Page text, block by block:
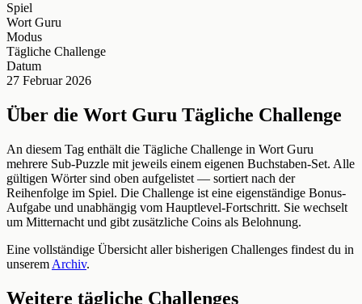
Spiel
Wort Guru
Modus
Tägliche Challenge
Datum
27 Februar 2026
Über die Wort Guru Tägliche Challenge
An diesem Tag enthält die Tägliche Challenge in Wort Guru
mehrere Sub-Puzzle mit jeweils einem eigenen Buchstaben-Set. Alle
gültigen Wörter sind oben aufgelistet — sortiert nach der
Reihenfolge im Spiel. Die Challenge ist eine eigenständige Bonus-
Aufgabe und unabhängig vom Hauptlevel-Fortschritt. Sie wechselt
um Mitternacht und gibt zusätzliche Coins als Belohnung.
Eine vollständige Übersicht aller bisherigen Challenges findest du in
unserem Archiv.
Weitere tägliche Challenges